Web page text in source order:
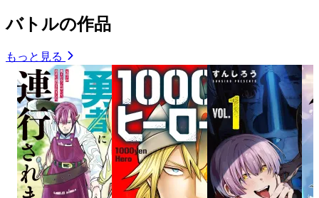
バトルの作品
もっと見る